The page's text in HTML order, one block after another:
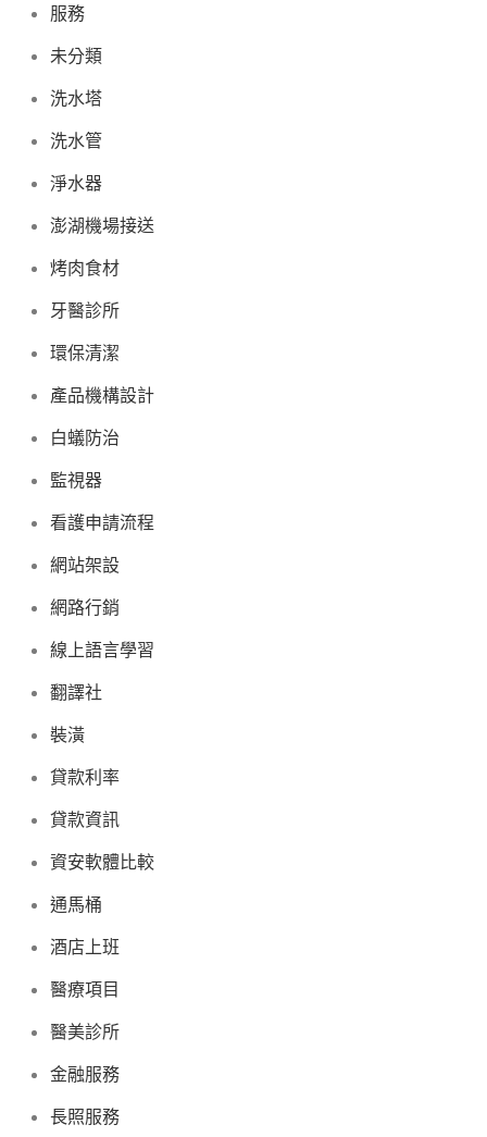
服務
未分類
洗水塔
洗水管
淨水器
澎湖機場接送
烤肉食材
牙醫診所
環保清潔
產品機構設計
白蟻防治
監視器
看護申請流程
網站架設
網路行銷
線上語言學習
翻譯社
裝潢
貸款利率
貸款資訊
資安軟體比較
通馬桶
酒店上班
醫療項目
醫美診所
金融服務
長照服務